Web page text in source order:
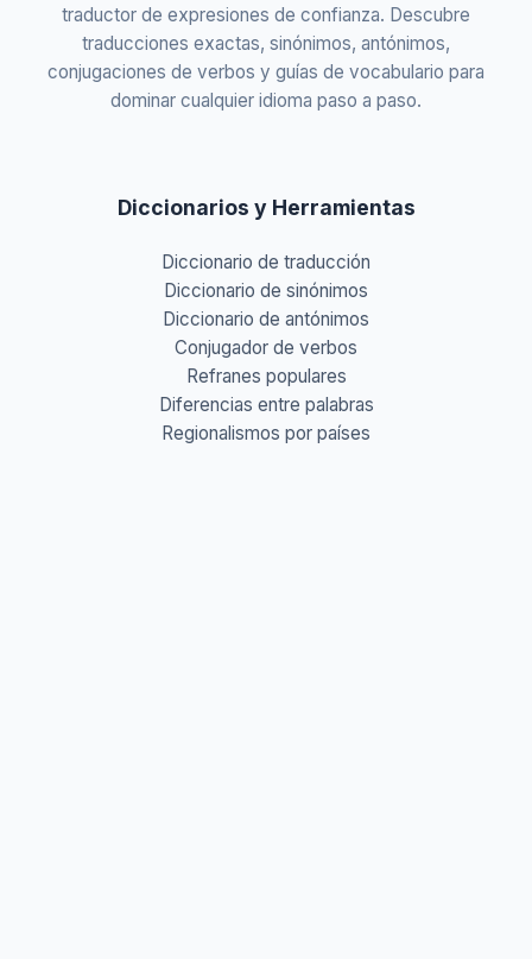
traductor de expresiones de confianza. Descubre
traducciones exactas, sinónimos, antónimos,
conjugaciones de verbos y guías de vocabulario para
dominar cualquier idioma paso a paso.
Diccionarios y Herramientas
Diccionario de traducción
Diccionario de sinónimos
Diccionario de antónimos
Conjugador de verbos
Refranes populares
Diferencias entre palabras
Regionalismos por países